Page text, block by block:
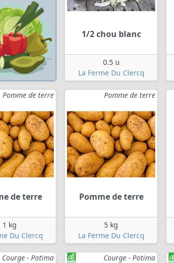
1/2 chou blanc
0.5 u
La Ferme Du Clercq
Pomme de terre
de terre
1 kg
Du Clercq
Pomme de terre
Pomme de terre
5 kg
La Ferme Du Clercq
Courge - Potima Courge - Potima